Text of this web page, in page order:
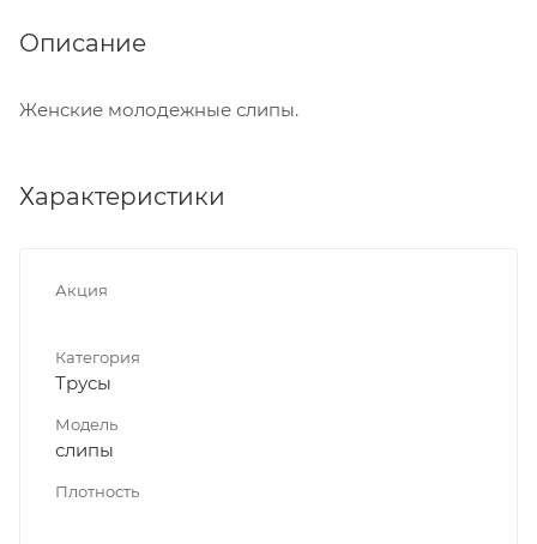
Описание
Женские молодежные слипы.
Характеристики
Акция
Категория
Трусы
Модель
слипы
Плотность